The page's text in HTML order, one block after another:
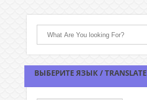
ВЫБЕРИТЕ ЯЗЫК / TRANSLATE